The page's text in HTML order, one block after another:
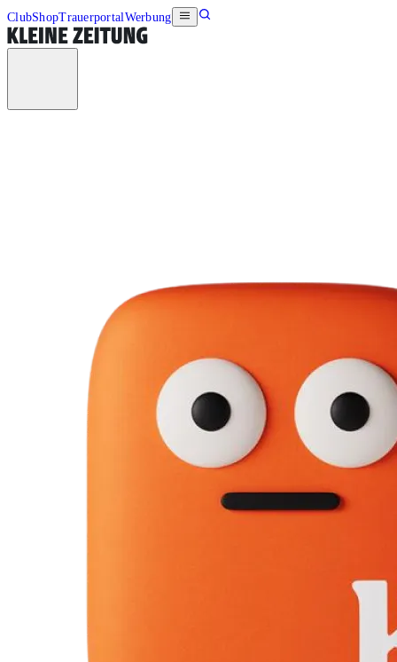
ClubShopTrauerportalWerbung